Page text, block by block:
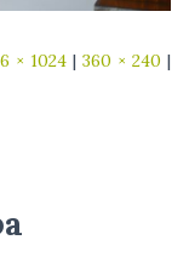
× 1024 | 360 × 240 |